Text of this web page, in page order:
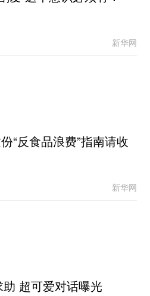
新华网
“反食品浪费”指南请收
新华网
超可爱对话曝光